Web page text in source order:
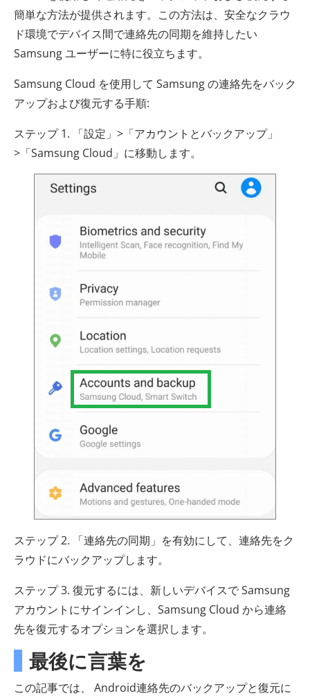
簡単な方法が提供されます。この方法は、安全なクラウ
ド環境でデバイス間で連絡先の同期を維持したい
Samsung ユーザーに特に役立ちます。
Samsung Cloud を使用して Samsung の連絡先をバック
アップおよび復元する手順:
ステップ 1. 「設定」>「アカウントとバックアップ」
>「Samsung Cloud」に移動します。
ステップ 2. 「連絡先の同期」を有効にして、連絡先をク
ラウドにバックアップします。
ステップ 3. 復元するには、新しいデバイスで Samsung
アカウントにサインインし、Samsung Cloud から連絡
先を復元するオプションを選択します。
最後に言葉を
この記事では、 Android連絡先のバックアップと復元に